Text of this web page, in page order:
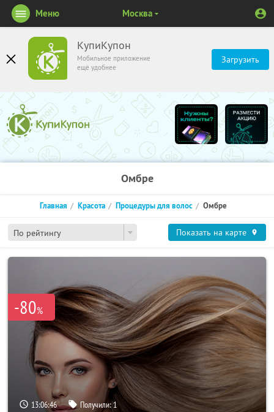
КупиКупон
Мобильное приложение
ещё удобнее
Загрузить
Меню Москва
Омбре
По рейтингу
Главная Красота Процедуры для волос Омбре
Показать на карте
-80%
13:06:45 Получили:1